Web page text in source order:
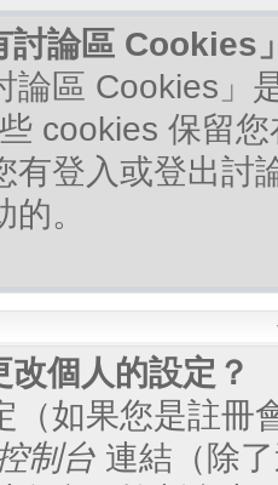
討論區 Cookies
論區 Cookies
cookies 保留
有登入或登出討
。
個人的設定？
（如果您是註冊
制台 連結（除